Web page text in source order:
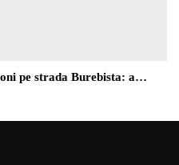
pe strada Burebista: a…